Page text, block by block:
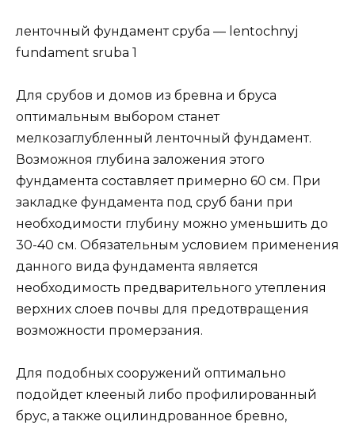
ленточный фундамент сруба — lentochnyj
fundament sruba 1
Для срубов и домов из бревна и бруса
оптимальным выбором станет
мелкозаглубленный ленточный фундамент.
Возможноя глубина заложения этого
фундамента составляет примерно 60 см. При
закладке фундамента под сруб бани при
необходимости глубину можно уменьшить до
30-40 см. Обязательным условием применения
данного вида фундамента является
необходимость предварительного утепления
верхних слоев почвы для предотвращения
возможности промерзания.
Для подобных сооружений оптимально
подойдет клееный либо профилированный
брус, а также оцилиндрованное бревно,